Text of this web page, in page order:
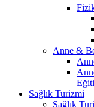
Anne &
Sağlık Turizmi
Sağlık